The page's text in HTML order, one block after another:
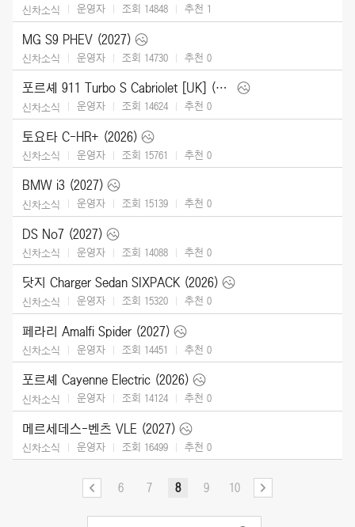
신차소식 운영자 조회 14848 추천 1
MG S9 PHEV (2027)
신차소식 운영자 조회 14730 추천 0
포르셰 911 Turbo S Cabriolet [UK] (2026)
신차소식 운영자 조회 14624 추천 0
토요타 C-HR+ (2026)
신차소식 운영자 조회 15761 추천 0
BMW i3 (2027)
신차소식 운영자 조회 15139 추천 0
DS No7 (2027)
신차소식 운영자 조회 14088 추천 0
닷지 Charger Sedan SIXPACK (2026)
신차소식 운영자 조회 15320 추천 0
페라리 Amalfi Spider (2027)
신차소식 운영자 조회 14451 추천 0
포르셰 Cayenne Electric (2026)
신차소식 운영자 조회 14124 추천 0
메르세데스-벤츠 VLE (2027)
신차소식 운영자 조회 16499 추천 0
6 7 8 9 10